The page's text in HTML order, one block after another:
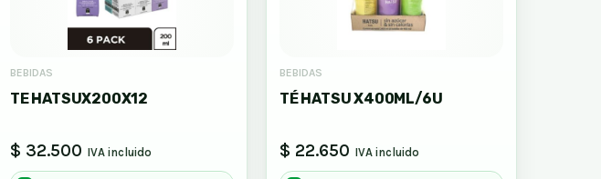
BEBIDAS
TE HATSUX200X12
$ 32.500 IVA incluido
BEBIDAS
TÉ HATSU X400ML/6U
$ 22.650 IVA incluido